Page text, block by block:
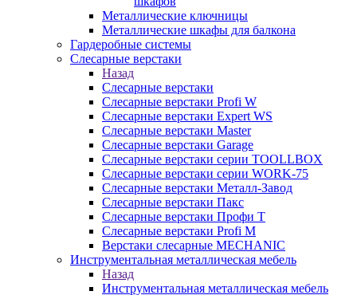
Металлические ключницы
Металлические шкафы для балкона
Гардеробные системы
Слесарные верстаки
Назад
Слесарные верстаки
Слесарные верстаки Profi W
Слесарные верстаки Expert WS
Слесарные верстаки Master
Слесарные верстаки Garage
Слесарные верстаки серии TOOLLBOX
Слесарные верстаки серии WORK-75
Слесарные верстаки Металл-Завод
Слесарные верстаки Пакс
Слесарные верстаки Профи Т
Слесарные верстаки Profi M
Верстаки слесарные MECHANIC
Инструментальная металлическая мебель
Назад
Инструментальная металлическая мебель